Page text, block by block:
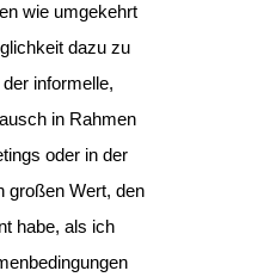
wie umgekehrt
dazu zu
informelle,
in Rahmen
oder in der
großen Wert, den
habe, als ich